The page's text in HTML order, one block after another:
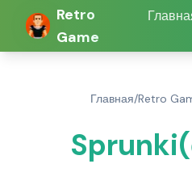
Retro
Game
Главная/Retro